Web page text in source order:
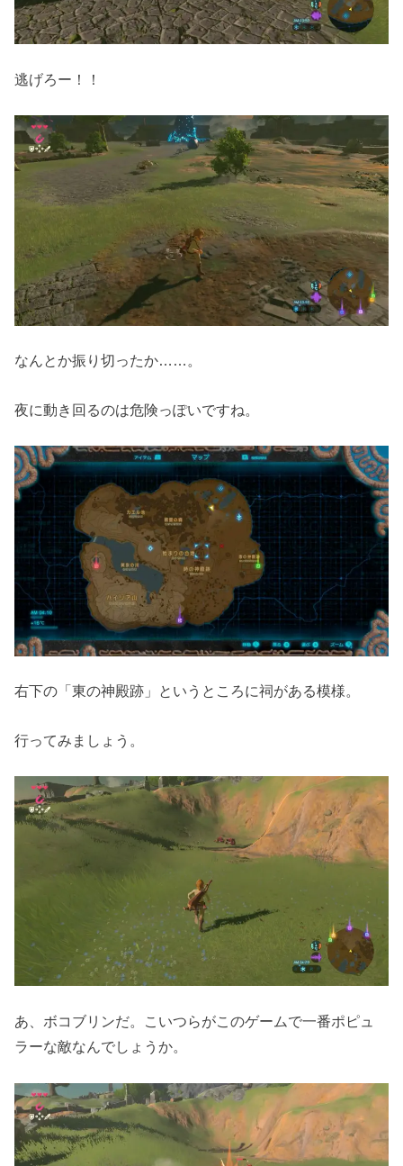
逃げろー！！
なんとか振り切ったか……。
夜に動き回るのは危険っぽいですね。
右下の「東の神殿跡」というところに祠がある模様。
行ってみましょう。
あ、ボコブリンだ。こいつらがこのゲームで一番ポピュ
ラーな敵なんでしょうか。